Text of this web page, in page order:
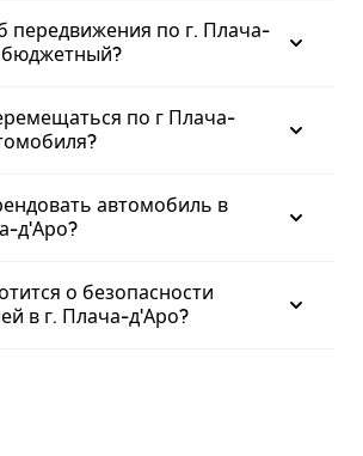
передвижения по г. Плача-
по г Плача-
автомобиль в
д'Аро?
о безопасности
в г. Плача-д'Аро?